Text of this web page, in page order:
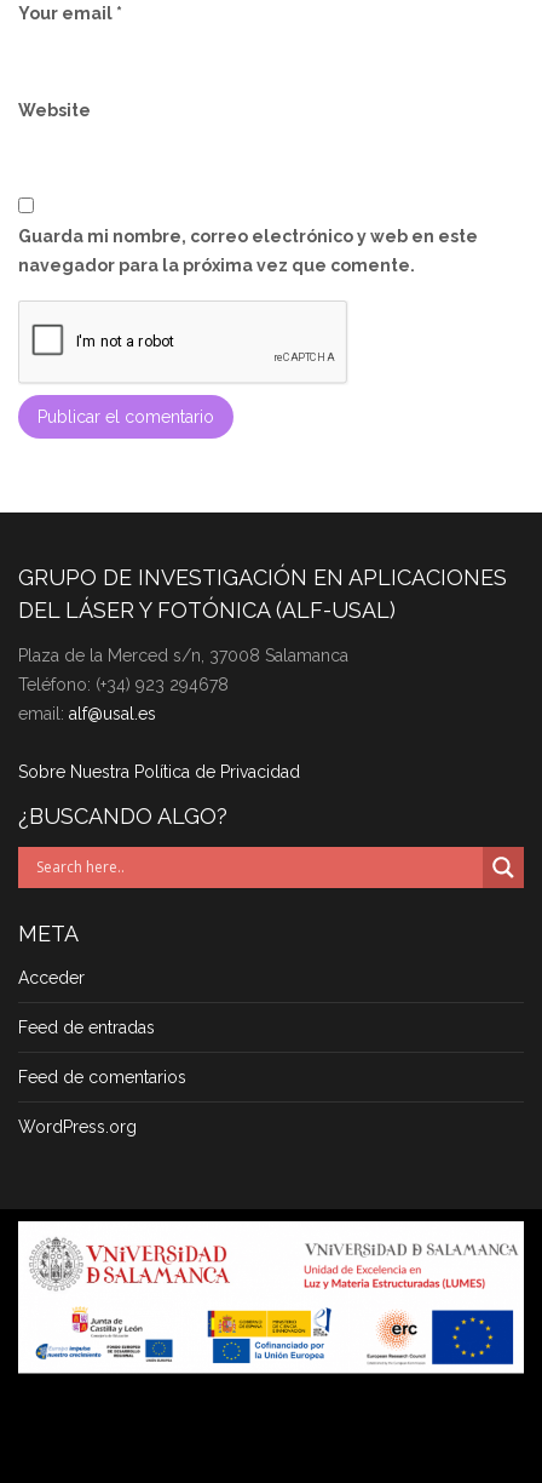
Your email *
Website
Guarda mi nombre, correo electrónico y web en este
navegador para la próxima vez que comente.
GRUPO DE INVESTIGACIÓN EN APLICACIONES
DEL LÁSER Y FOTÓNICA (ALF-USAL)
Plaza de la Merced s/n, 37008 Salamanca
Teléfono: (+34) 923 294678
email: alf@usal.es
Sobre Nuestra Política de Privacidad
¿BUSCANDO ALGO?
META
Acceder
Feed de entradas
Feed de comentarios
WordPress.org